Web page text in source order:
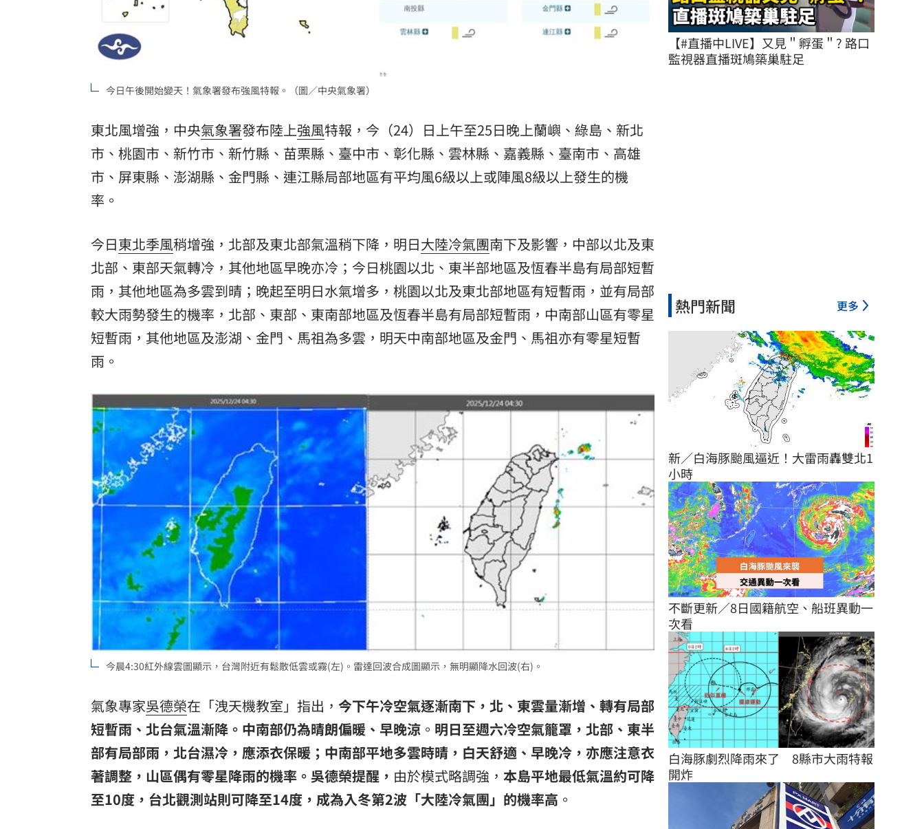
商場戰國來臨 台中「頂奢大道」逐漸成形
台彩父親節推新刮刮樂千萬頭獎超「爸」氣
「拍片人的多重宇宙」職涯論壇9/12登場！ 10:30
理想混蛋號召粉絲跨海追星吃美食！ 18:15
今日午後開始變天！氣象署發布強風特報。（圖／中央氣象署）
東北風增強，中央氣象署發布陸上強風特報，今（24）日上午至25日晚上蘭嶼、綠島、新北
市、桃園市、新竹市、新竹縣、苗栗縣、臺中市、彰化縣、雲林縣、嘉義縣、臺南市、高雄
市、屏東縣、澎湖縣、金門縣、連江縣局部地區有平均風6級以上或陣風8級以上發生的機
率。
今日東北季風稍增強，北部及東北部氣溫稍下降，明日大陸冷氣團南下及影響，中部以北及東
北部、東部天氣轉冷，其他地區早晚亦冷；今日桃園以北、東半部地區及恆春半島有局部短暫
雨，其他地區為多雲到晴；晚起至明日水氣增多，桃園以北及東北部地區有短暫雨，並有局部
較大雨勢發生的機率，北部、東部、東南部地區及恆春半島有局部短暫雨，中南部山區有零星
短暫雨，其他地區及澎湖、金門、馬祖為多雲，明天中南部地區及金門、馬祖亦有零星短暫
雨。
今晨4:30紅外線雲圖顯示，台灣附近有鬆散低雲或霧(左)。雷達回波合成圖顯示，無明顯降水回波(右)。
氣象專家吳德榮在「洩天機教室」指出， 今下午冷空氣逐漸南下，北、東雲量漸增、轉有局部
短暫雨、北台氣溫漸降。中南部仍為晴朗偏暖、早晚涼 。 明日至週六冷空氣籠罩，北部、東半
部有局部雨，北台濕冷，應添衣保暖；中南部平地多雲時晴，白天舒適、早晚冷，亦應注意衣
著調整，山區偶有零星降雨的機率。吳德榮提醒， 由於模式略調強， 本島平地最低氣溫約可降
至10度，台北觀測站則可降至14度，成為入冬第2波「大陸冷氣團」的機率高 。
【#直播中LIVE】又見＂孵蛋＂? 路口
監視器直播斑鳩築巢駐足
熱門新聞 更多
新／白海豚颱風逼近！大雷雨轟雙北1
小時
不斷更新／8日國籍航空、船班異動一
次看
白海豚劇烈降雨來了　8縣市大雨特報
開炸